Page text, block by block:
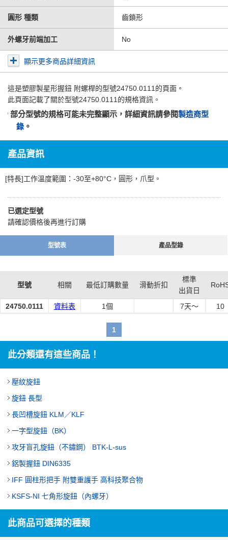
圓形 種類 齒鎖形
外螺牙前端加工 No
顯示更多商品詳細資訊
這是塑膠製星形握鈕 附螺桿的型號24750.0111的頁面。
此頁面記載了關於型號24750.0111的規格資訊。
部分型號的規格可能未完整顯示，詳細資訊請參閱製造商型
錄 。
產品資訊
[特長]工作溫度範圍：-30至+80°C，圓形，爪型。
已選定型號
請確認價格後再進行訂購
型號表 產品型錄
型號 相關 最低訂購數量 滑動折扣
標準
出貨日
24750.0111 資料表 1個 7天～ 10
1
此分類還有這些商品！
壓紋旋鈕
旋鈕 長型
長凹槽旋鈕 KLM／KLF
一字型旋鈕（BK）
攻牙盲孔旋鈕（不鏽鋼） BTK-L-sus
鋁製握鈕 DIN6335
IFF 圓柱形把手 附雙重護手 高科技聚合物
KSFS-NI 七角形旋鈕（內螺牙）
此商品可選擇的種類